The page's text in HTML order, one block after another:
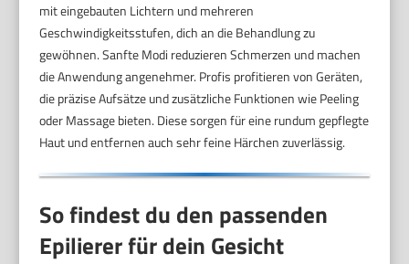
mit eingebauten Lichtern und mehreren
Geschwindigkeitsstufen, dich an die Behandlung zu
gewöhnen. Sanfte Modi reduzieren Schmerzen und machen
die Anwendung angenehmer. Profis profitieren von Geräten,
die präzise Aufsätze und zusätzliche Funktionen wie Peeling
oder Massage bieten. Diese sorgen für eine rundum gepflegte
Haut und entfernen auch sehr feine Härchen zuverlässig.
So findest du den passenden
Epilierer für dein Gesicht